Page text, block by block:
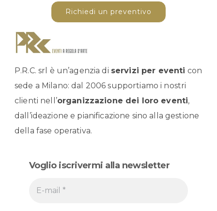
Richiedi un preventivo
P.R.C. srl è un’agenzia di servizi per eventi con
sede a Milano: dal 2006 supportiamo i nostri
clienti nell’organizzazione dei loro eventi,
dall’ideazione e pianificazione sino alla gestione
della fase operativa.
Voglio iscrivermi alla newsletter